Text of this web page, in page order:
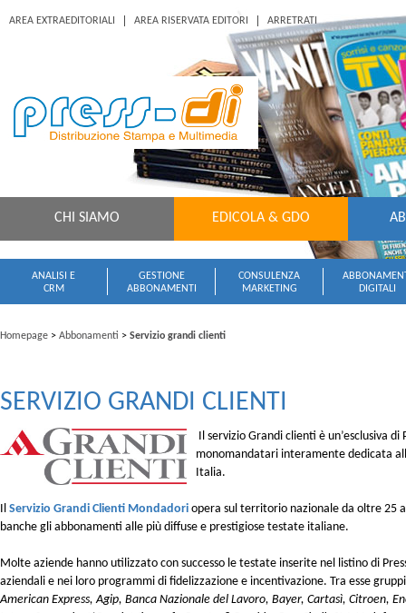
AREA EXTRAEDITORIALI AREA RISERVATA EDITORI ARRETRATI
CHI SIAMO EDICOLA & GDO
ANALISI E
CRM
GESTIONE
ABBONAMENTI
CONSULENZA
MARKETING
DIGITALI
Homepage > Abbonamenti > Servizio grandi clienti
SERVIZIO GRANDI CLIENTI
Il servizio Grandi clienti è un’esclusiva
monomandatari interamente dedicata
Italia.
Il Servizio Grandi Clienti Mondadori opera sul territorio nazionale da oltre 25
banche gli abbonamenti alle più diffuse e prestigiose testate italiane.
Molte aziende hanno utilizzato con successo le testate inserite nel listino di
aziendali e nei loro programmi di fidelizzazione e incentivazione. Tra esse
American Express, Agip, Banca Nazionale del Lavoro, Bayer, Cartasì, Citroen,